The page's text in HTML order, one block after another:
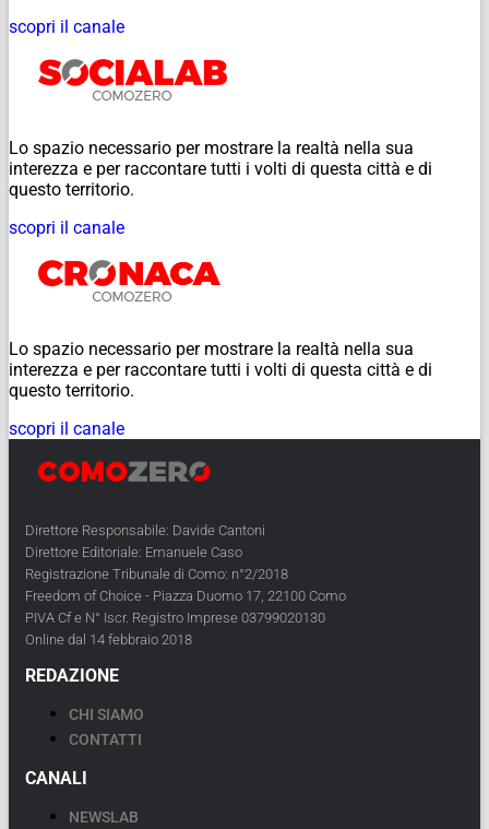
scopri il canale
Lo spazio necessario per mostrare la realtà nella sua
interezza e per raccontare tutti i volti di questa città e di
questo territorio.
scopri il canale
Lo spazio necessario per mostrare la realtà nella sua
interezza e per raccontare tutti i volti di questa città e di
questo territorio.
scopri il canale
Direttore Responsabile: Davide Cantoni
Direttore Editoriale: Emanuele Caso
Registrazione Tribunale di Como: n°2/2018
Freedom of Choice - Piazza Duomo 17, 22100 Como
PIVA Cf e N° Iscr. Registro Imprese 03799020130
Online dal 14 febbraio 2018
REDAZIONE
CHI SIAMO
CONTATTI
CANALI
NEWSLAB